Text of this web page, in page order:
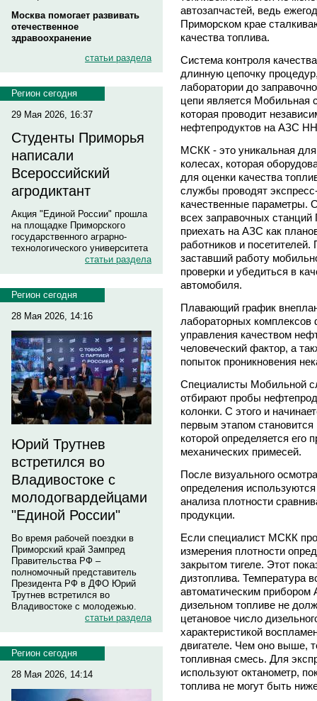
Москва помогает развивать
отечественное
здравоохранение
статьи раздела
Регион сегодня
29 Мая 2026, 16:37
Студенты Приморья
написали
Всероссийский
агродиктант
Акция "Единой России" прошла
на площадке Приморского
государственного аграрно-
технологического университета
статьи раздела
Регион сегодня
28 Мая 2026, 14:16
Юрий Трутнев
встретился во
Владивостоке с
молодогвардейцами
"Единой России"
Во время рабочей поездки в
Приморский край Зампред
Правительства РФ –
полномочный представитель
Президента РФ в ДФО Юрий
Трутнев встретился во
Владивостоке с молодежью.
статьи раздела
Регион сегодня
28 Мая 2026, 14:14
автозапчастей, ведь
Приморском крае
качества топлива.
Система контроля
длинную цепочку
лаборатории до
цепи является Мобильная
которая проводит
нефтепродуктов на АЗС
МСКК - это уникальная
колесах, которая
для оценки качества
службы проводят
качественные параметры.
всех заправочных
приехать на АЗС как
работников и
заставший работу
проверки и убедиться в
автомобиля.
Плавающий график
лабораторных комплексов
управления качеством
человеческий фактор, а
попыток проникновения
Специалисты Мобильной
отбирают пробы
колонки. С этого и
первым этапом становится
которой определяется его
механических примесей.
После визуального
определения
анализа плотности
продукции.
Если специалист МСКК
измерения плотности
закрытом тигеле. Этот
дизтоплива. Температура
автоматическим прибором
дизельном топливе не
цетановое число
характеристикой
двигателе. Чем оно выше,
топливная смесь. Для
используют октанометр,
топлива не могут быть